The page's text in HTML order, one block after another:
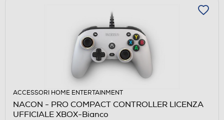
ACCESSORI HOME ENTERTAINMENT
NACON - PRO COMPACT CONTROLLER LICENZA
UFFICIALE XBOX-Bianco